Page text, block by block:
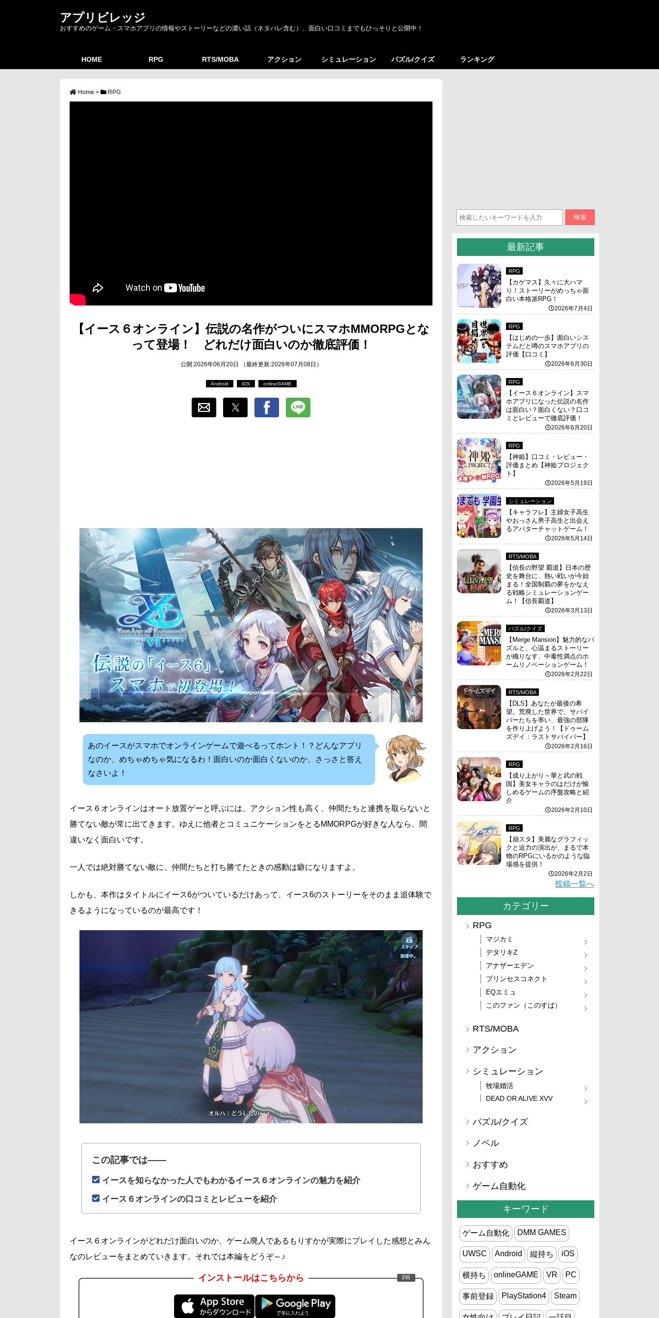
アプリビレッジ
おすすめのゲーム・スマホアプリの情報やストーリーなどの濃い話（ネタバレ含む）、面白い口コミまでもひっそりと公開中！
HOME RPG RTS/MOBA アクション シミュレーション パズル/クイズ ランキング
Home > RPG
【イース６オンライン】伝説の名作がついにスマホMMORPGとな
って登場！ どれだけ面白いのか徹底評価！
公開:2026年06月20日 （最終更新:2026年07月08日）
Android iOS onlineGAME
あのイースがスマホでオンラインゲームで遊べるってホント！？どんなアプリ
なのか、めちゃめちゃ気になるわ！面白いのか面白くないのか、さっさと答え
なさいよ！
イース６オンラインはオート放置ゲーと呼ぶには、アクション性も高く、仲間たちと連携を取らないと
勝てない敵が常に出てきます。ゆえに他者とコミュニケーションをとるMMORPGが好きな人なら、間
違いなく面白いです。
一人では絶対勝てない敵に、仲間たちと打ち勝てたときの感動は癖になりますよ。
しかも、本作はタイトルにイース6がついているだけあって、イース6のストーリーをそのまま追体験で
きるようになっているのが最高です！
この記事では――
イースを知らなかった人でもわかるイース６オンラインの魅力を紹介
イース６オンラインの口コミとレビューを紹介
イース６オンラインがどれだけ面白いのか、ゲーム廃人であるもりすかが実際にプレイした感想とみん
なのレビューをまとめていきます。それでは本編をどうぞ～♪
インストールはこちらから
検索
最新記事
RPG
【カゲマス】久々に大ハマ
り！ストーリーがめっちゃ面
白い本格派RPG！
2026年7月4日
RPG
【はじめの一歩】面白いシス
テムだと噂のスマホアプリの
評価【口コミ】
2026年6月30日
RPG
【イース６オンライン】スマ
ホアプリになった伝説の名作
は面白い？面白くない？口コ
ミとレビューで徹底評価！
2026年6月20日
RPG
【神姫】口コミ・レビュー・
評価まとめ【神姫プロジェク
ト】
2026年5月19日
シミュレーション
【キャラフレ】主婦女子高生
やおっさん男子高生と出会え
るアバターチャットゲーム！
2026年5月14日
RTS/MOBA
【信長の野望 覇道】日本の歴
史を舞台に、熱い戦いが今始
まる！全国制覇の夢をかなえ
る戦略シミュレーションゲー
ム！【信長覇道】
2026年3月13日
パズル/クイズ
【Merge Mansion】魅力的なパ
ズルと、心温まるストーリー
が織りなす、中毒性満点のホ
ームリノベーションゲーム！
2026年2月22日
RTS/MOBA
【DLS】あなたが最後の希
望。荒廃した世界で、サバイ
バーたちを率い、最強の部隊
を作り上げよう！【ドゥーム
ズデイ：ラストサバイバー】
2026年2月16日
RPG
【成り上がり～華と武の戦
国】美女キャラのはだけが愉
しめるゲームの序盤攻略と紹
介
2026年2月10日
RPG
【崩スタ】美麗なグラフィッ
クと迫力の演出が、まるで本
物のRPGにいるかのような臨
場感を提供！
2026年2月2日
投稿一覧へ
カテゴリー
RPG
マジカミ
デタリキZ
アナザーエデン
プリンセスコネクト
EQエミュ
このファン（このすば）
RTS/MOBA
アクション
シミュレーション
牧場婚活
DEAD OR ALIVE XVV
パズル/クイズ
ノベル
おすすめ
ゲーム自動化
キーワード
ゲーム自動化 DMM GAMES
UWSC Android 縦持ち iOS
横持ち onlineGAME VR PC
事前登録 PlayStation4 Steam